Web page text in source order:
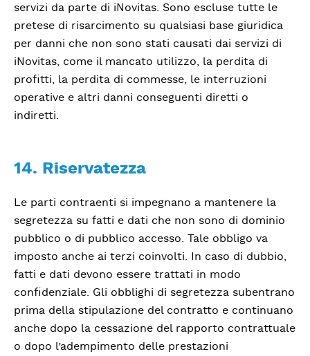
servizi da parte di iNovitas. Sono escluse tutte le
pretese di risarcimento su qualsiasi base giuridica
per danni che non sono stati causati dai servizi di
iNovitas, come il mancato utilizzo, la perdita di
profitti, la perdita di commesse, le interruzioni
operative e altri danni conseguenti diretti o
indiretti.
14. Riservatezza
Le parti contraenti si impegnano a mantenere la
segretezza su fatti e dati che non sono di dominio
pubblico o di pubblico accesso. Tale obbligo va
imposto anche ai terzi coinvolti. In caso di dubbio,
fatti e dati devono essere trattati in modo
confidenziale. Gli obblighi di segretezza subentrano
prima della stipulazione del contratto e continuano
anche dopo la cessazione del rapporto contrattuale
o dopo l’adempimento delle prestazioni